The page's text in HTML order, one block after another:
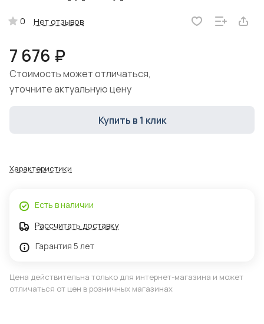
0 Нет отзывов
7 676 ₽
Стоимость может отличаться,
уточните актуальную цену
Купить в 1 клик
Характеристики
Есть в наличии
Рассчитать доставку
Гарантия 5 лет
Цена действительна только для интернет-магазина и может
отличаться от цен в розничных магазинах